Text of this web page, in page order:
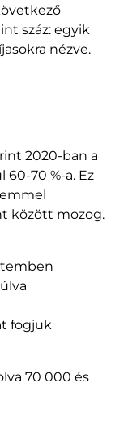
száz: egyik
nézve.
2020-ban a
70 %-a. Ez
között mozog.
fogjuk
70 000 és